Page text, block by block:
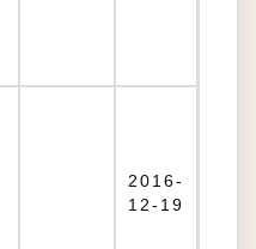
2016-
12-19